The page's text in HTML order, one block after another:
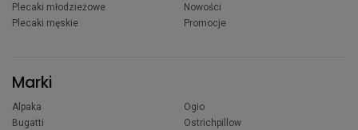
Plecaki młodzieżowe
Plecaki męskie
Nowości
Promocje
Marki
Alpaka
Bugatti
Ogio
Ostrichpillow